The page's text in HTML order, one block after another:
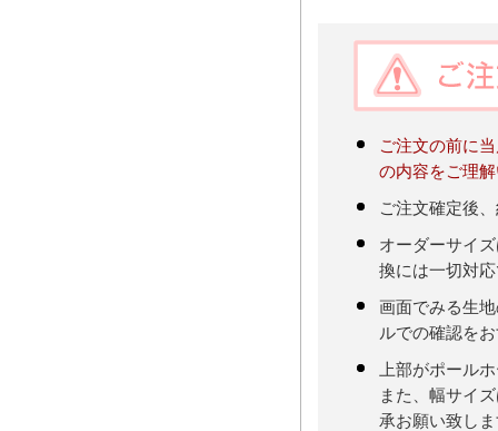
ご注文の前に
の内容をご理
ご注文確定後
オーダーサイ
換には一切対
画面でみる生
ルでの確認を
上部がポール
また、幅サイ
承お願い致し